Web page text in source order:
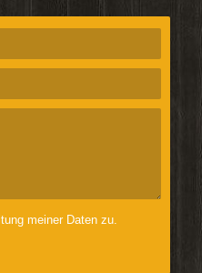
meiner Daten zu.